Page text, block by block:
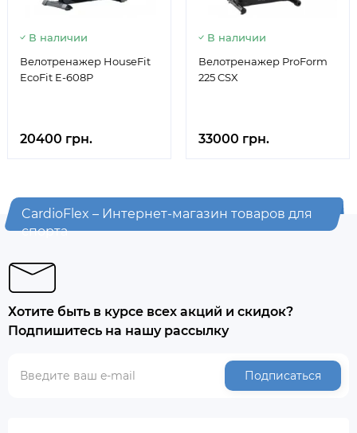
В наличии
Велотренажер HouseFit
EcoFit E-608P
20400 грн.
В наличии
Велотренажер ProForm
225 CSX
33000 грн.
CardioFlex – Интернет-магазин товаров для
спорта
Хотите быть в курсе всех акций и скидок?
Подпишитесь на нашу рассылку
Подписаться